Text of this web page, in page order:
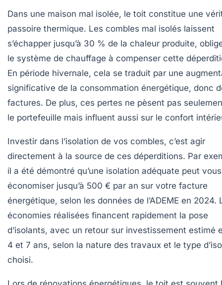
Dans une maison mal isolée, le toit constitue une
passoire thermique. Les combles mal isolés laissent
s’échapper jusqu’à 30 % de la chaleur produite,
le système de chauffage à compenser cette
En période hivernale, cela se traduit par une
significative de la consommation énergétique, donc
factures. De plus, ces pertes ne pèsent pas
le portefeuille mais influent aussi sur le confort
Investir dans l’isolation de vos combles, c’est agir
directement à la source de ces déperditions. Par
il a été démontré qu’une isolation adéquate peut
économiser jusqu’à 500 € par an sur votre facture
énergétique, selon les données de l’ADEME en 2024.
économies réalisées financent rapidement la pose
d’isolants, avec un retour sur investissement estimé
4 et 7 ans, selon la nature des travaux et le type
choisi.